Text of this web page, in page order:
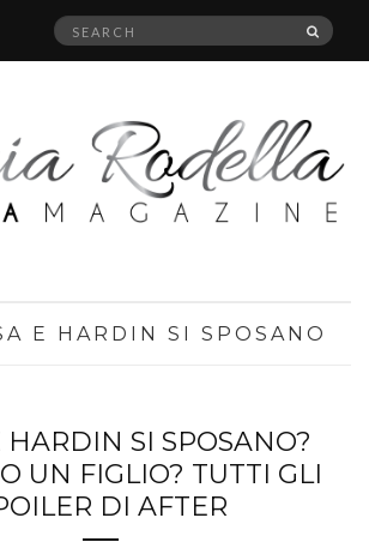
Search
E HARDIN SI SPOSANO
HARDIN SI SPOSANO?
UN FIGLIO? TUTTI GLI
DI AFTER